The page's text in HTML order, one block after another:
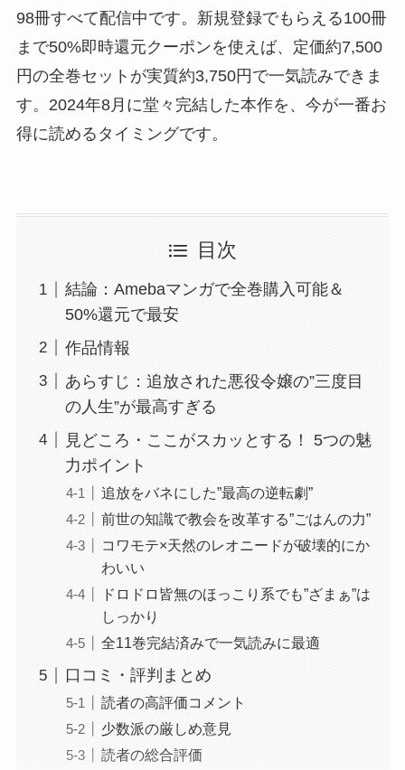
98冊すべて配信中です。新規登録でもらえる100冊
まで50%即時還元クーポンを使えば、定価約7,500
円の全巻セットが実質約3,750円で一気読みできま
す。2024年8月に堂々完結した本作を、今が一番お
得に読めるタイミングです。
目次
結論：Amebaマンガで全巻購入可能＆
50%還元で最安
作品情報
あらすじ：追放された悪役令嬢の”三度目
の人生”が最高すぎる
見どころ・ここがスカッとする！ 5つの魅
力ポイント
追放をバネにした”最高の逆転劇”
前世の知識で教会を改革する”ごはんの力”
コワモテ×天然のレオニードが破壊的にか
わいい
ドロドロ皆無のほっこり系でも”ざまぁ”は
しっかり
全11巻完結済みで一気読みに最適
口コミ・評判まとめ
読者の高評価コメント
少数派の厳しめ意見
読者の総合評価